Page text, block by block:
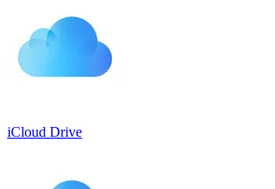
iCloud Drive